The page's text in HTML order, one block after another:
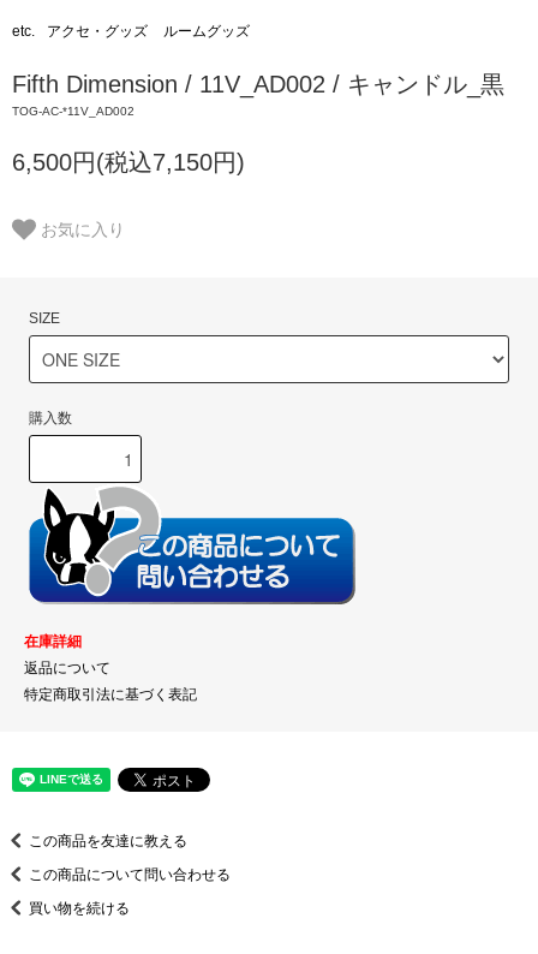
etc. アクセ・グッズ ルームグッズ
Fifth Dimension / 11V_AD002 / キャンドル_黒
TOG-AC-*11V_AD002
6,500円(税込7,150円)
お気に入り
SIZE
購入数
在庫詳細
返品について
特定商取引法に基づく表記
この商品を友達に教える
この商品について問い合わせる
買い物を続ける